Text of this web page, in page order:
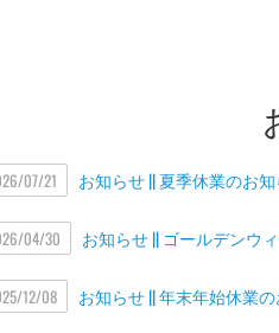
07/21 お知らせ || 夏季休業のお
04/30 お知らせ || ゴールデンウ
12/08 お知らせ || 年末年始休業